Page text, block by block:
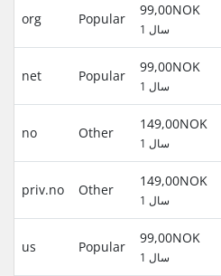
org Popular
99,00NOK
1 سال
net Popular
99,00NOK
1 سال
no Other
149,00NOK
1 سال
priv.no Other
149,00NOK
1 سال
us Popular
99,00NOK
1 سال